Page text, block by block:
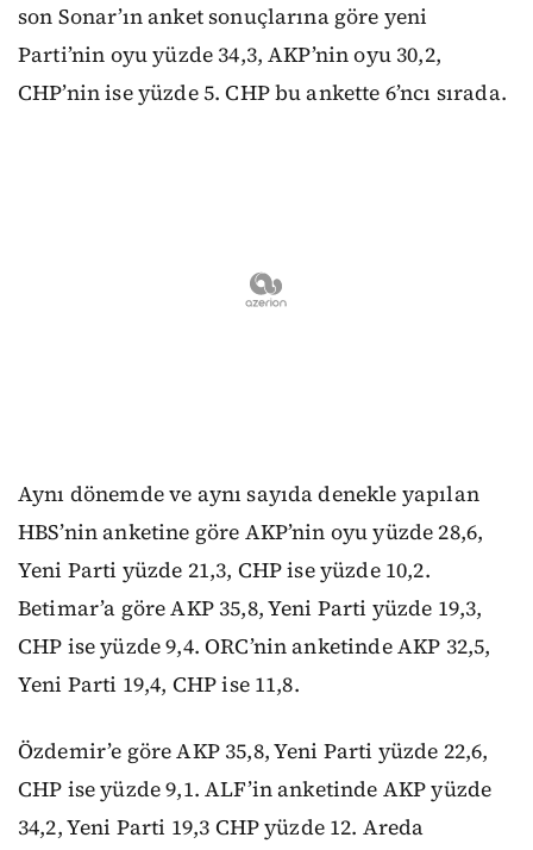
son Sonar’ın anket sonuçlarına göre yeni
Parti’nin oyu yüzde 34,3, AKP’nin oyu 30,2,
CHP’nin ise yüzde 5. CHP bu ankette 6’ncı sırada.
Aynı dönemde ve aynı sayıda denekle yapılan
HBS’nin anketine göre AKP’nin oyu yüzde 28,6,
Yeni Parti yüzde 21,3, CHP ise yüzde 10,2.
Betimar’a göre AKP 35,8, Yeni Parti yüzde 19,3,
CHP ise yüzde 9,4. ORC’nin anketinde AKP 32,5,
Yeni Parti 19,4, CHP ise 11,8.
Özdemir’e göre AKP 35,8, Yeni Parti yüzde 22,6,
CHP ise yüzde 9,1. ALF’in anketinde AKP yüzde
34,2, Yeni Parti 19,3 CHP yüzde 12. Areda